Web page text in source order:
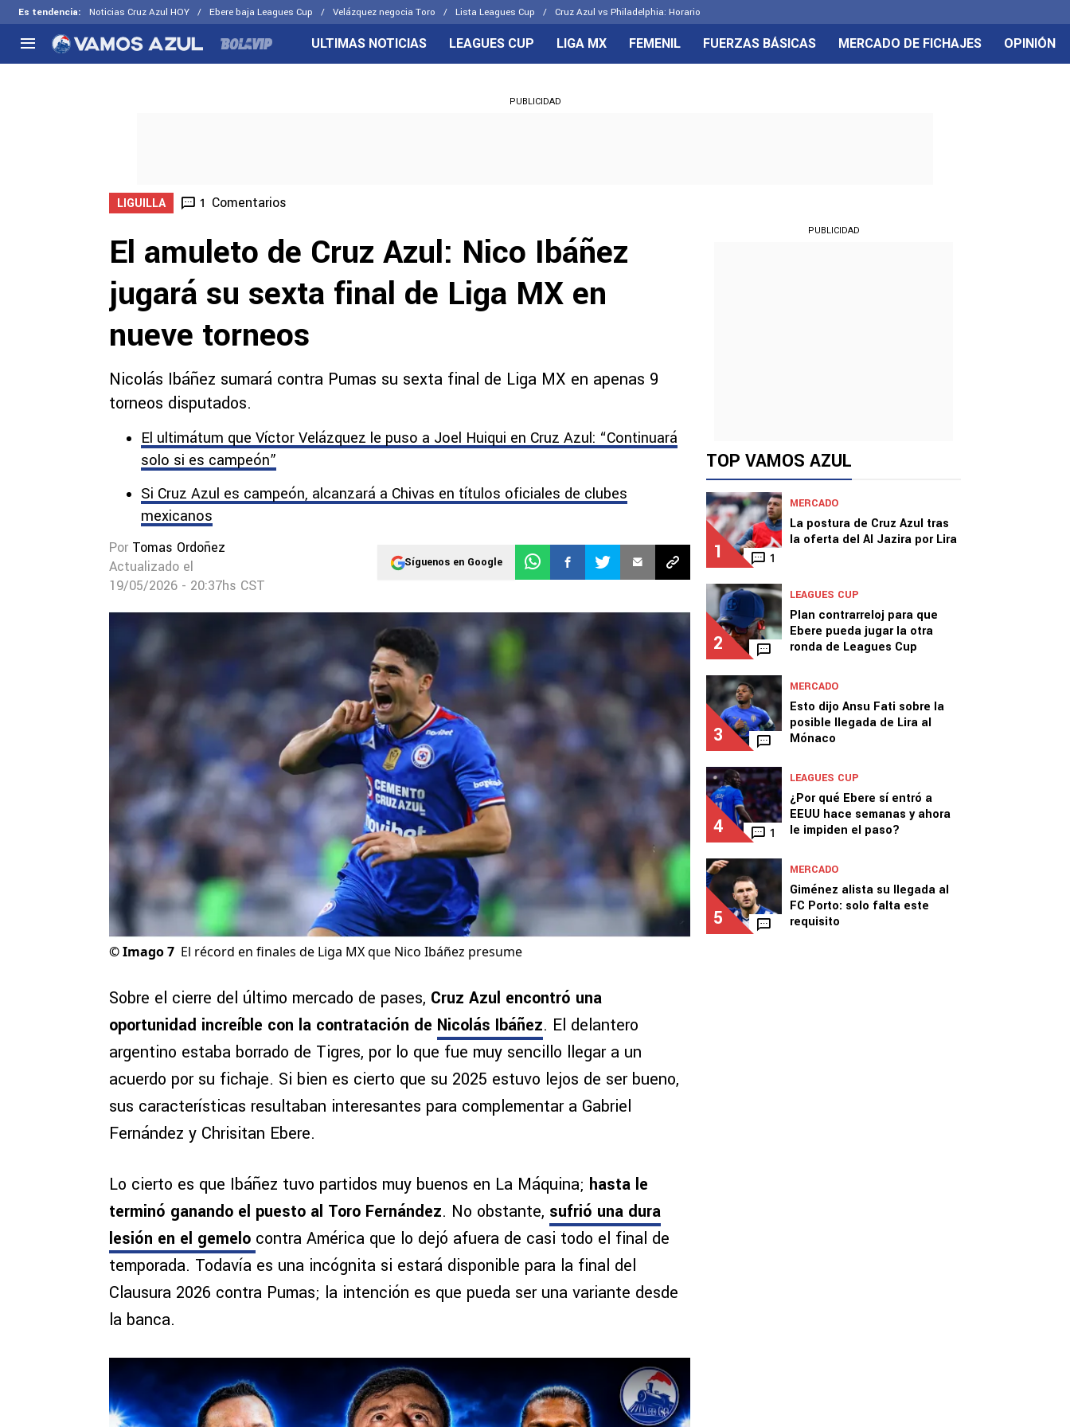
Es tendencia: Noticias Cruz Azul HOY Ebere baja Leagues Cup Velázquez negocia Toro Lista Leagues Cup Cruz Azul vs Philadelphia: Horario
Selección Mexicana
CELESTES
ULTIMAS NOTICIAS LEAGUES CUP LIGA MX FEMENIL FUERZAS BÁSICAS MERCADO DE FICHAJES OPINIÓN
PUBLICIDAD
LIGUILLA 1 Comentarios
El amuleto de Cruz Azul: Nico Ibáñez
jugará su sexta final de Liga MX en
nueve torneos
Nicolás Ibáñez sumará contra Pumas su sexta final de Liga MX en apenas 9
torneos disputados.
El ultimátum que Víctor Velázquez le puso a Joel Huiqui en Cruz Azul: “Continuará
solo si es campeón”
Si Cruz Azul es campeón, alcanzará a Chivas en títulos oficiales de clubes
mexicanos
Por Tomas Ordoñez
Actualizado el
19/05/2026 - 20:37hs CST
Síguenos en Google
©Imago 7 El récord en finales de Liga MX que Nico Ibáñez presume
Sobre el cierre del último mercado de pases, Cruz Azul encontró una
oportunidad increíble con la contratación de Nicolás Ibáñez. El delantero
argentino estaba borrado de Tigres, por lo que fue muy sencillo llegar a un
acuerdo por su fichaje. Si bien es cierto que su 2025 estuvo lejos de ser bueno,
sus características resultaban interesantes para complementar a Gabriel
Fernández y Chrisitan Ebere.
Lo cierto es que Ibáñez tuvo partidos muy buenos en La Máquina; hasta le
terminó ganando el puesto al Toro Fernández. No obstante, sufrió una dura
lesión en el gemelo contra América que lo dejó afuera de casi todo el final de
temporada. Todavía es una incógnita si estará disponible para la final del
Clausura 2026 contra Pumas; la intención es que pueda ser una variante desde
la banca.
PUBLICIDAD
TOP VAMOS AZUL
1 1
MERCADO
La postura de Cruz Azul tras
la oferta del Al Jazira por Lira
2
LEAGUES CUP
Plan contrarreloj para que
Ebere pueda jugar la otra
ronda de Leagues Cup
3
MERCADO
Esto dijo Ansu Fati sobre la
posible llegada de Lira al
Mónaco
4 1
LEAGUES CUP
¿Por qué Ebere sí entró a
EEUU hace semanas y ahora
le impiden el paso?
5
MERCADO
Giménez alista su llegada al
FC Porto: solo falta este
requisito